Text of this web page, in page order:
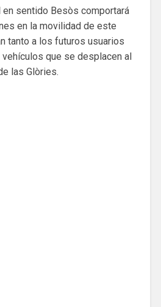
en sentido Besòs comportará
en la movilidad de este
tanto a los futuros usuarios
que se desplacen al
las Glòries.